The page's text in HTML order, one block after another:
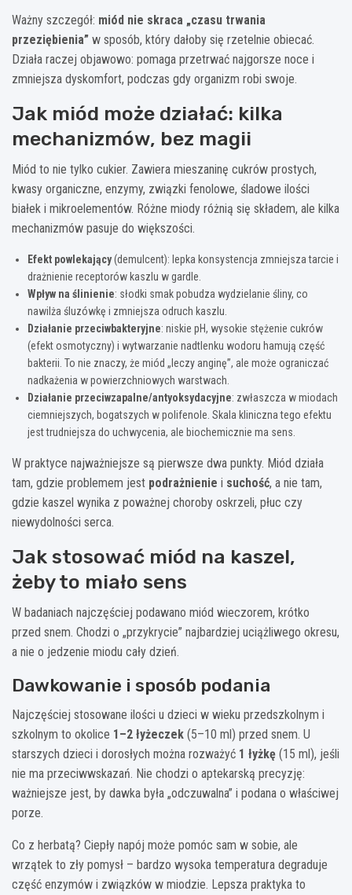
Ważny szczegół: miód nie skraca „czasu trwania
przeziębienia” w sposób, który dałoby się rzetelnie obiecać.
Działa raczej objawowo: pomaga przetrwać najgorsze noce i
zmniejsza dyskomfort, podczas gdy organizm robi swoje.
Jak miód może działać: kilka
mechanizmów, bez magii
Miód to nie tylko cukier. Zawiera mieszaninę cukrów prostych,
kwasy organiczne, enzymy, związki fenolowe, śladowe ilości
białek i mikroelementów. Różne miody różnią się składem, ale kilka
mechanizmów pasuje do większości.
Efekt powlekający(demulcent): lepka konsystencja zmniejsza tarcie i
drażnienie receptorów kaszlu w gardle.
Wpływ na ślinienie: słodki smak pobudza wydzielanie śliny, co
nawilża śluzówkę i zmniejsza odruch kaszlu.
Działanie przeciwbakteryjne: niskie pH, wysokie stężenie cukrów
(efekt osmotyczny) i wytwarzanie nadtlenku wodoru hamują część
bakterii. To nie znaczy, że miód „leczy anginę”, ale może ograniczać
nadkażenia w powierzchniowych warstwach.
Działanie przeciwzapalne/antyoksydacyjne: zwłaszcza w miodach
ciemniejszych, bogatszych w polifenole. Skala kliniczna tego efektu
jest trudniejsza do uchwycenia, ale biochemicznie ma sens.
W praktyce najważniejsze są pierwsze dwa punkty. Miód działa
tam, gdzie problemem jest podrażnienie i suchość, a nie tam,
gdzie kaszel wynika z poważnej choroby oskrzeli, płuc czy
niewydolności serca.
Jak stosować miód na kaszel,
żeby to miało sens
W badaniach najczęściej podawano miód wieczorem, krótko
przed snem. Chodzi o „przykrycie” najbardziej uciążliwego okresu,
a nie o jedzenie miodu cały dzień.
Dawkowanie i sposób podania
Najczęściej stosowane ilości u dzieci w wieku przedszkolnym i
szkolnym to okolice 1–2 łyżeczek (5–10 ml) przed snem. U
starszych dzieci i dorosłych można rozważyć 1 łyżkę (15 ml), jeśli
nie ma przeciwwskazań. Nie chodzi o aptekarską precyzję:
ważniejsze jest, by dawka była „odczuwalna” i podana o właściwej
porze.
Co z herbatą? Ciepły napój może pomóc sam w sobie, ale
wrzątek to zły pomysł – bardzo wysoka temperatura degraduje
część enzymów i związków w miodzie. Lepsza praktyka to